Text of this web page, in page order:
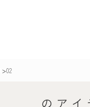
>02
のアイ